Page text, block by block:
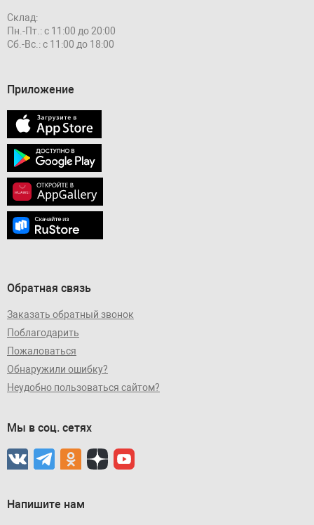
Склад:
Пн.-Пт.: с 11:00 до 20:00
Сб.-Вс.: с 11:00 до 18:00
Приложение
Обратная связь
Заказать обратный звонок
Поблагодарить
Пожаловаться
Обнаружили ошибку?
Неудобно пользоваться сайтом?
Мы в соц. сетях
Напишите нам